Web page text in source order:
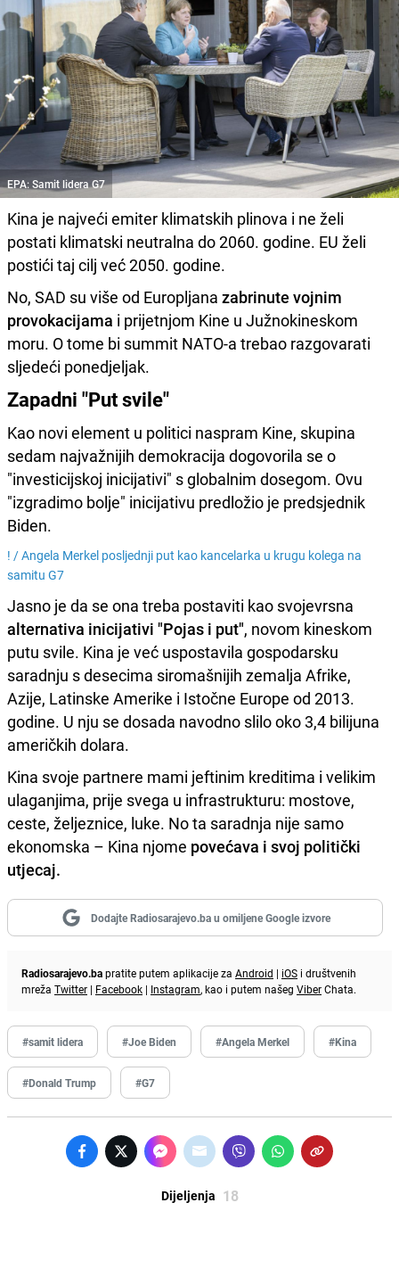
EPA: Samit lidera G7
Kina je najveći emiter klimatskih plinova i ne želi
postati klimatski neutralna do 2060. godine. EU želi
postići taj cilj već 2050. godine.
No, SAD su više od Europljana zabrinute vojnim
provokacijama i prijetnjom Kine u Južnokineskom
moru. O tome bi summit NATO-a trebao razgovarati
sljedeći ponedjeljak.
Zapadni "Put svile"
Kao novi element u politici naspram Kine, skupina
sedam najvažnijih demokracija dogovorila se o
"investicijskoj inicijativi" s globalnim dosegom. Ovu
"izgradimo bolje" inicijativu predložio je predsjednik
Biden.
! /Angela Merkel posljednji put kao kancelarka u krugu kolega na
samitu G7
Jasno je da se ona treba postaviti kao svojevrsna
alternativa inicijativi "Pojas i put", novom kineskom
putu svile. Kina je već uspostavila gospodarsku
saradnju s desecima siromašnijih zemalja Afrike,
Azije, Latinske Amerike i Istočne Europe od 2013.
godine. U nju se dosada navodno slilo oko 3,4 bilijuna
američkih dolara.
Kina svoje partnere mami jeftinim kreditima i velikim
ulaganjima, prije svega u infrastrukturu: mostove,
ceste, željeznice, luke. No ta saradnja nije samo
ekonomska – Kina njome povećava i svoj politički
utjecaj.
Dodajte Radiosarajevo.ba u omiljene Google izvore
Radiosarajevo.bapratite putem aplikacije za Android | iOS i društvenih
mreža Twitter | Facebook | Instagram, kao i putem našeg ViberChata.
#samit lidera #Joe Biden #Angela Merkel #Kina
#Donald Trump #G7
Dijeljenja 18